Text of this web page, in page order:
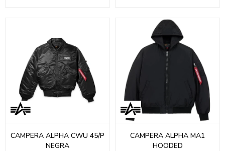
CAMPERA ALPHA CWU 45/P
NEGRA
CAMPERA ALPHA MA1
HOODED